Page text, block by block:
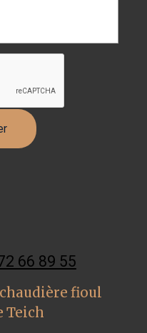
66 89 55
fioul
Teich